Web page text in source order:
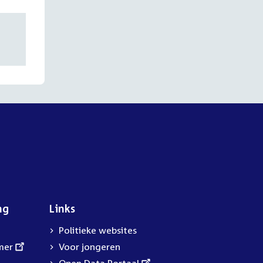
Links
Politieke websites
Voor jongeren